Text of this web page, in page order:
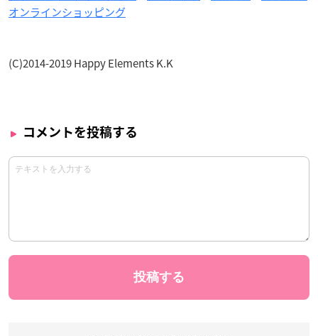
オンラインショッピング
(C)2014-2019 Happy Elements K.K
コメントを投稿する